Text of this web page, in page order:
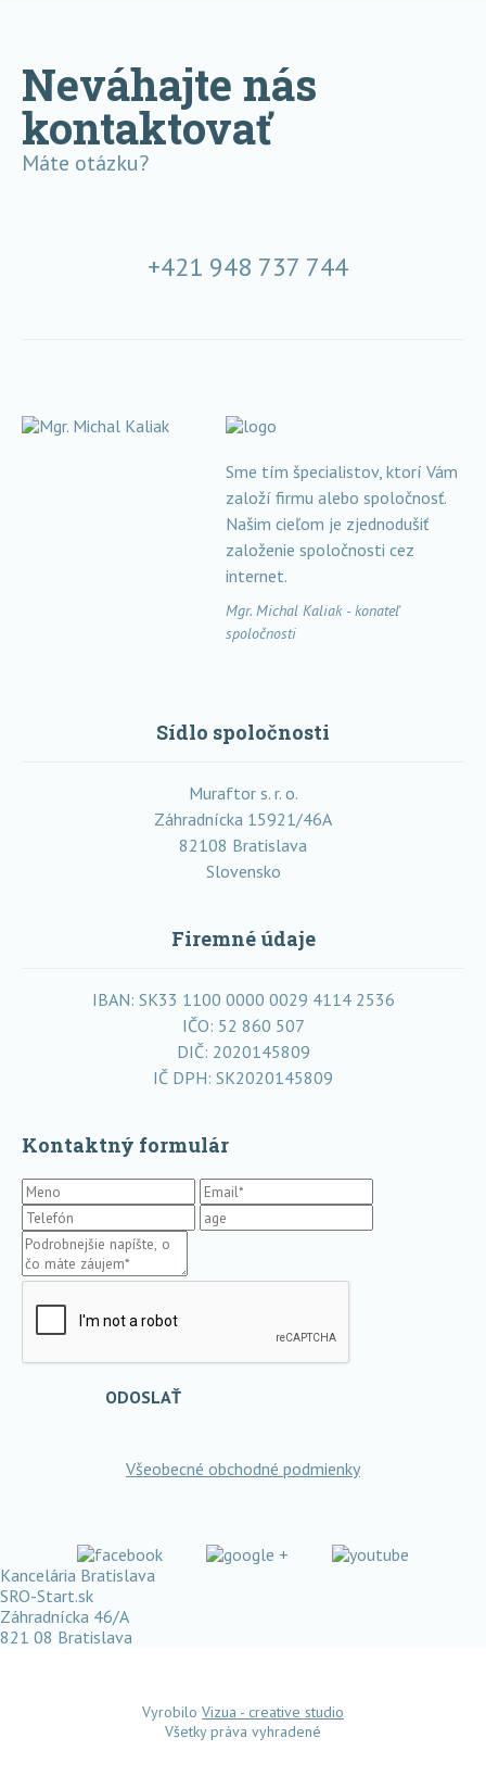
Neváhajte nás
kontaktovať
Máte otázku?
+421 948 737 744
Sme tím špecialistov, ktorí Vám
založí firmu alebo spoločnosť.
Našim cieľom je zjednodušiť
založenie spoločnosti cez
internet.
Mgr. Michal Kaliak - konateľ
spoločnosti
Sídlo spoločnosti
Muraftor s. r. o.
Záhradnícka 15921/46A
82108 Bratislava
Slovensko
Firemné údaje
IBAN: SK33 1100 0000 0029 4114 2536
IČO: 52 860 507
DIČ: 2020145809
IČ DPH: SK2020145809
Kontaktný formulár
ODOSLAŤ
Všeobecné obchodné podmienky
Kancelária Bratislava
SRO-Start.sk
Záhradnícka 46/A
821 08 Bratislava
Vyrobilo Vizua - creative studio
Všetky práva vyhradené